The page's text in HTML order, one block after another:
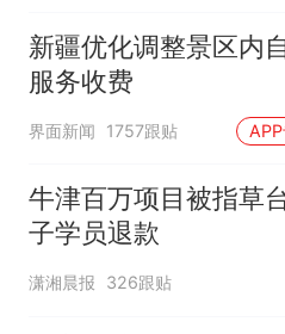
新疆优化调整景区内
服务收费
界面新闻 1757跟贴
牛津百万项目被指草
子学员退款
潇湘晨报 326跟贴